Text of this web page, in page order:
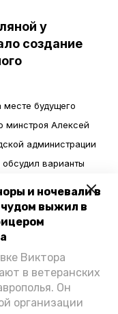
и ночевали в
чудом выжил в
Виктора
в ветеранских
Он
организации
у
создание
месте будущего
минстроя Алексей
администрации
варианты
центра.
парковки и
губернатора